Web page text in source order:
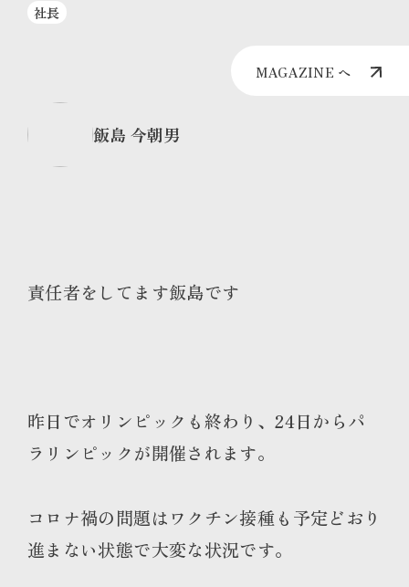
社長
MAGAZINE へ
飯島 今朝男
責任者をしてます飯島です
昨日でオリンピックも終わり、24日からパ
ラリンピックが開催されます。
コロナ禍の問題はワクチン接種も予定どおり
進まない状態で大変な状況です。